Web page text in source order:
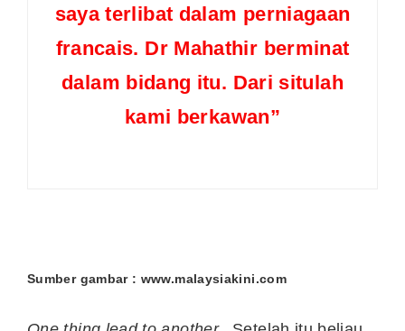
saya terlibat dalam perniagaan
francais. Dr Mahathir berminat
dalam bidang itu. Dari situlah
kami berkawan”
Sumber gambar : www.malaysiakini.com